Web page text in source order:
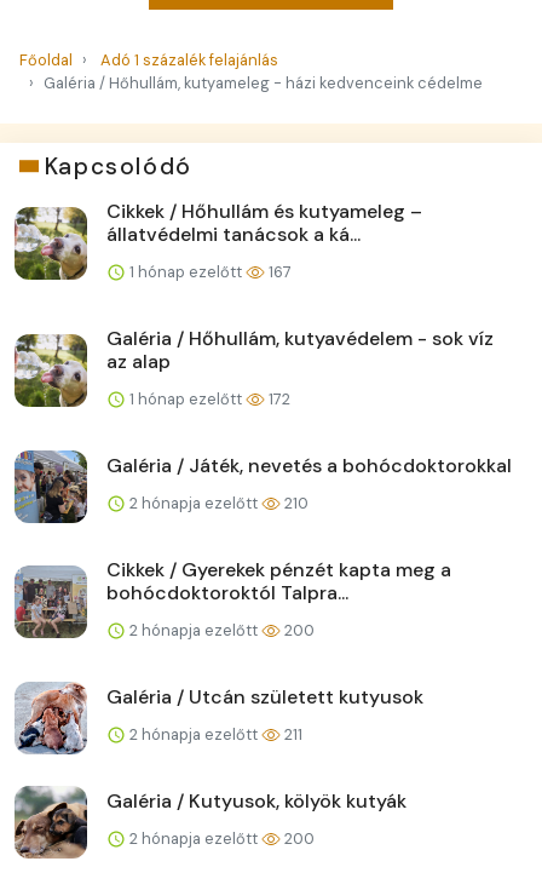
Főoldal
Adó 1 százalék felajánlás
Galéria / Hőhullám, kutyameleg - házi kedvenceink cédelme
Kapcsolódó
Cikkek / Hőhullám és kutyameleg –
állatvédelmi tanácsok a ká...
1 hónap ezelőtt 167
Galéria / Hőhullám, kutyavédelem - sok víz
az alap
1 hónap ezelőtt 172
Galéria / Játék, nevetés a bohócdoktorokkal
2 hónapja ezelőtt 210
Cikkek / Gyerekek pénzét kapta meg a
bohócdoktoroktól Talpra...
2 hónapja ezelőtt 200
Galéria / Utcán született kutyusok
2 hónapja ezelőtt 211
Galéria / Kutyusok, kölyök kutyák
2 hónapja ezelőtt 200